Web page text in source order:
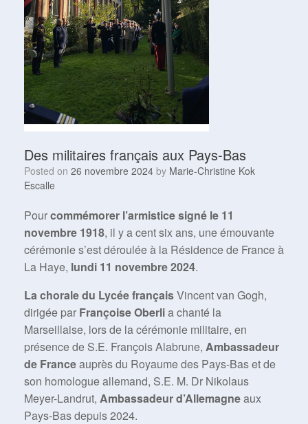
Des militaires français aux Pays-Bas
Posted on 26 novembre 2024 by Marie-Christine Kok
Escalle
Pourcommémorer l’armistice signé le 11
novembre 1918, il y a cent six ans, une émouvante
cérémonie s’est déroulée à la Résidence de France à
La Haye, lundi 11 novembre 2024.
La chorale du Lycée françaisVincent van Gogh,
dirigée par Françoise Oberlia chanté la
Marseillaise, lors de la cérémonie militaire, en
présence de S.E. François Alabrune, Ambassadeur
de Franceauprès du Royaume des Pays-Bas et de
son homologue allemand, S.E. M. Dr Nikolaus
Meyer-Landrut, Ambassadeur d’Allemagneaux
Pays-Bas depuis 2024.